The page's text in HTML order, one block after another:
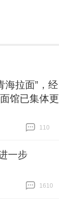
海拉面”，经
馆已集体更
110
一步
1610